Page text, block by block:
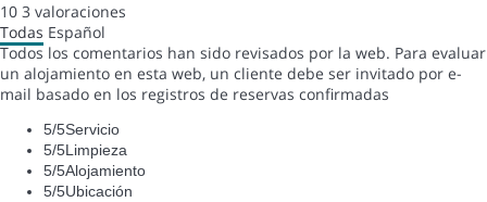
10 3 valoraciones
Todas Español
Todos los comentarios han sido revisados por la web. Para evaluar
un alojamiento en esta web, un cliente debe ser invitado por e-
mail basado en los registros de reservas confirmadas
5/5Servicio
5/5Limpieza
5/5Alojamiento
5/5Ubicación